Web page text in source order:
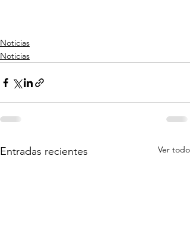
Noticias
Noticias
Entradas recientes Ver todo